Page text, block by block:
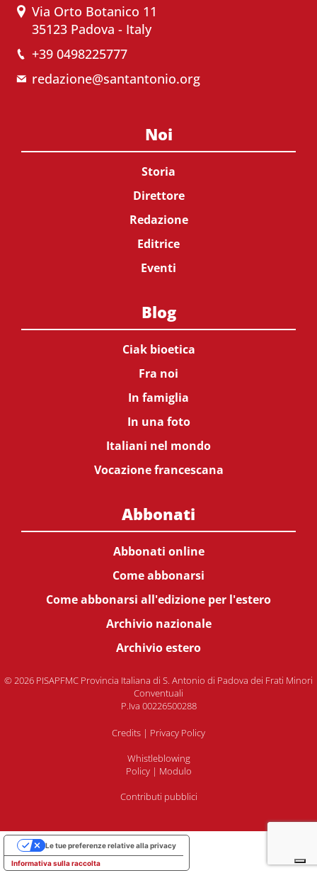
Via Orto Botanico 11
35123 Padova - Italy
+39 0498225777
redazione@santantonio.org
Noi
Storia
Direttore
Redazione
Editrice
Eventi
Blog
Ciak bioetica
Fra noi
In famiglia
In una foto
Italiani nel mondo
Vocazione francescana
Abbonati
Abbonati online
Come abbonarsi
Come abbonarsi all'edizione per l'estero
Archivio nazionale
Archivio estero
© 2026 PISAPFMC Provincia Italiana di S. Antonio di Padova dei Frati Minori
Conventuali
P.Iva 00226500288
Credits | Privacy Policy
Whistleblowing
Policy| Modulo
Contributi pubblici
Informativa sulla raccolta
Le tue preferenze relative alla privacy